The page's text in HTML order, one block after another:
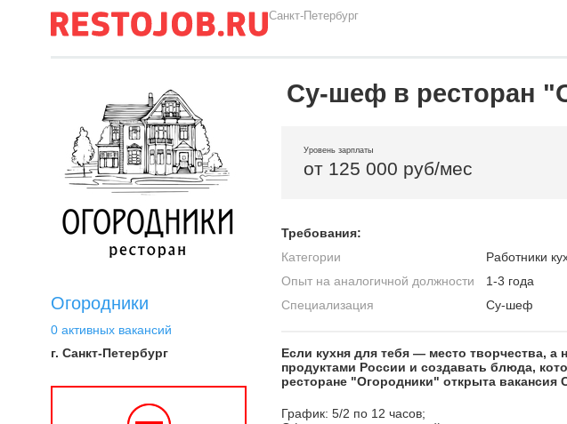
Санкт-Петербург
Огородники
0 активных вакансий
г. Санкт-Петербург
Су-шеф в ресторан
Уровень зарплаты
от 125 000 руб/мес
Требования:
Категории
Работники
Опыт на аналогичной должности
1-3 года
Специализация
Су-шеф
Если кухня для тебя — место творчества,
продуктами России и создавать блюда,
ресторане "Огородники" открыта вакансия
График: 5/2 по 12 часов;